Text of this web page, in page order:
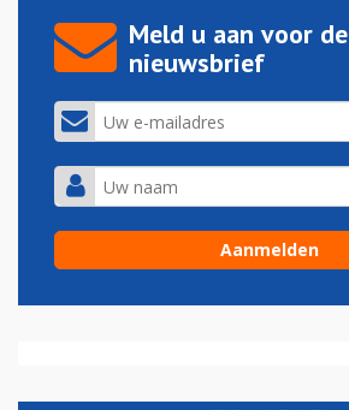
Meld u aan voor de
nieuwsbrief